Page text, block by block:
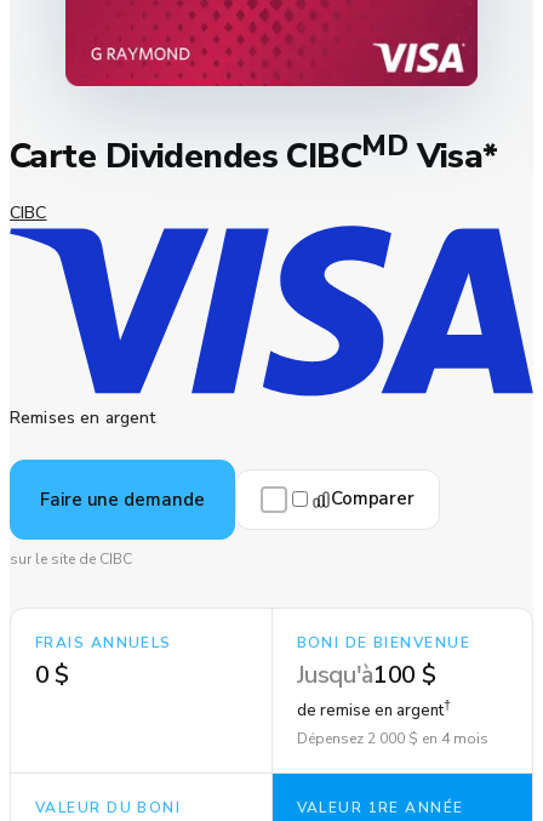
Carte Dividendes CIBCMD Visa*
CIBC
Remises en argent
Faire une demande Comparer
sur le site de CIBC
FRAIS ANNUELS
0 $
BONI DE BIENVENUE
Jusqu'à100 $
de remise en argent†
Dépensez 2 000 $ en 4 mois
VALEUR DU BONI VALEUR 1RE ANNÉE